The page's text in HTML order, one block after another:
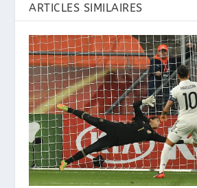
ARTICLES SIMILAIRES